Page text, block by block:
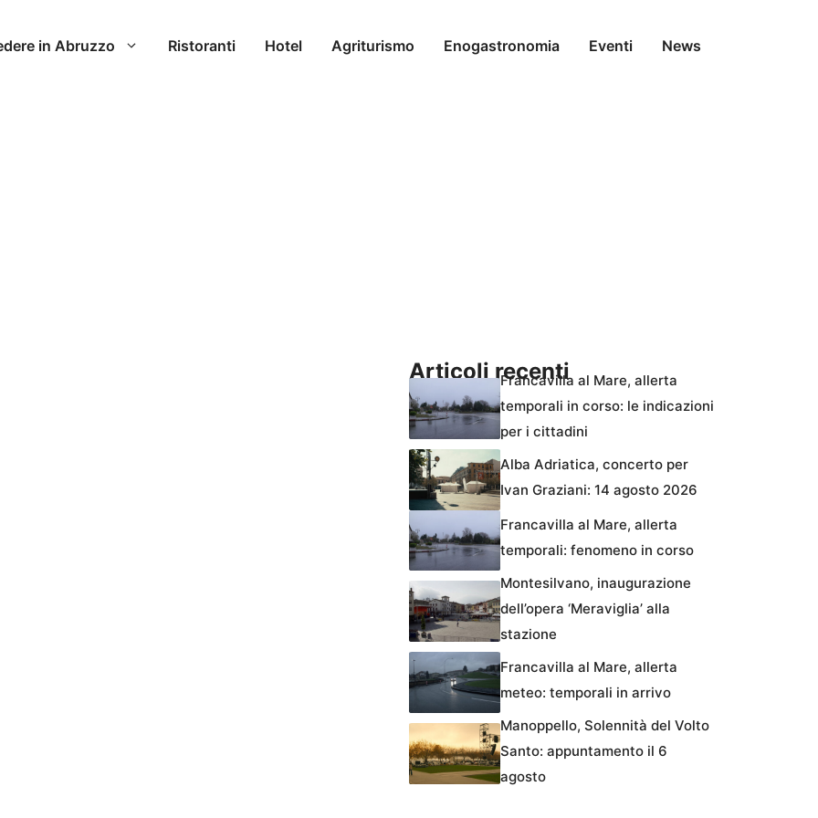
in Abruzzo Ristoranti Hotel Agriturismo Enogastronomia Eventi News
Articoli recentiFrancavilla al Mare, allerta
temporali in corso: le indicazioni
per i cittadini
Alba Adriatica, concerto per
Ivan Graziani: 14 agosto 2026
Francavilla al Mare, allerta
temporali: fenomeno in corso
Montesilvano, inaugurazione
dell’opera ‘Meraviglia’ alla
stazione
Francavilla al Mare, allerta
meteo: temporali in arrivo
Manoppello, Solennità del Volto
Santo: appuntamento il 6
agosto